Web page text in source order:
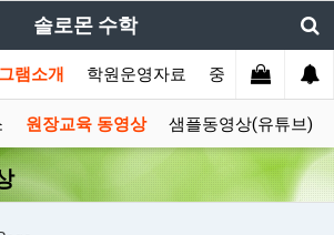
솔로몬 수학
램소개 학원운영자료 중등부프로그램
원장교육 동영상 샘플동영상(유튜브)